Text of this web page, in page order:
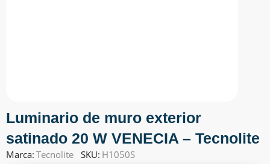
Luminario de muro exterior
satinado 20 W VENECIA – Tecnolite
Marca: Tecnolite SKU: H1050S